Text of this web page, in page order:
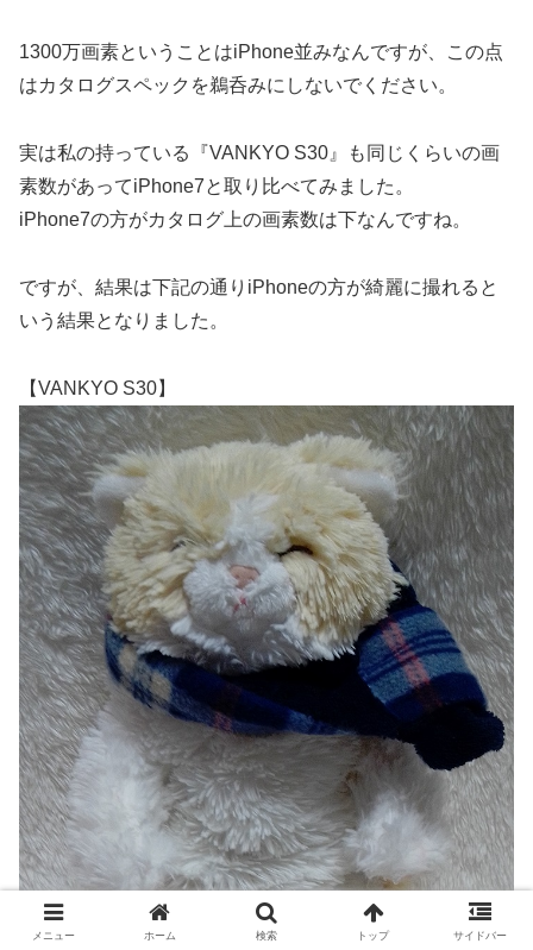
1300万画素ということはiPhone並みなんですが、この点
はカタログスペックを鵜呑みにしないでください。
実は私の持っている『VANKYO S30』も同じくらいの画
素数があってiPhone7と取り比べてみました。
iPhone7の方がカタログ上の画素数は下なんですね。
ですが、結果は下記の通りiPhoneの方が綺麗に撮れると
いう結果となりました。
【VANKYO S30】
メニュー ホーム 検索 トップ サイドバー